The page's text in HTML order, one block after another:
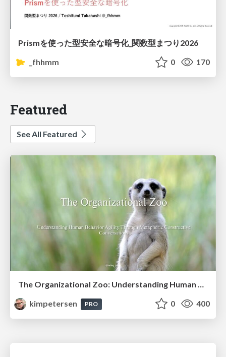
Prismを使った型安全な暗号化_関数型まつり2026
_fhhmm
0 170
Featured
See All Featured
The Organizational Zoo: Understanding Human Behavior Agility Through Metaphoric Constructive Conversations (based on the works of Arthur Shelley, Ph.D)
kimpetersen
PRO 0 400